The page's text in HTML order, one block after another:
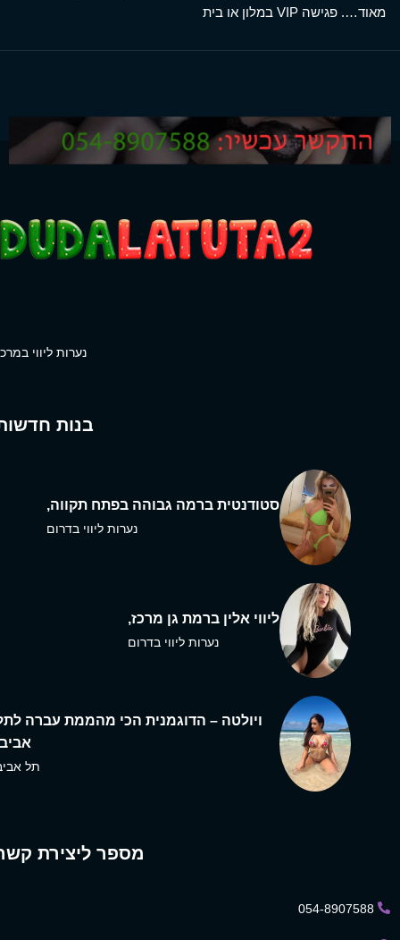
מאוד…. פגישה VIP במלון או בית
נערות ליווי
בנות
סטודנטית ברמה גבוהה בפתח תקווה,
נערות ליווי בדרום
ליווי אלין ברמת גן מרכז,
נערות ליווי בדרום
ויולטה – הדוגמנית הכי מהממת עברה
תל
מספר ליצירת
054-8907588